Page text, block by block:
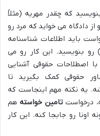
که چقدر مهریه (مثلاً
دادگاه می خواید که مرد رو
باید اطلاعات شناسنامه
بنویسید. این کار رو می
با اصطلاحات حقوقی آشنایی
حقوقی کمک بگیرید تا
یه نکته مهم اینجاست که
درخواستتامین خواسته هم
اونا رو جابجا کنه. این کار